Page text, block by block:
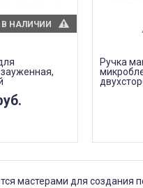
В НАЛИЧИИ
Ручка
мастерами для создания